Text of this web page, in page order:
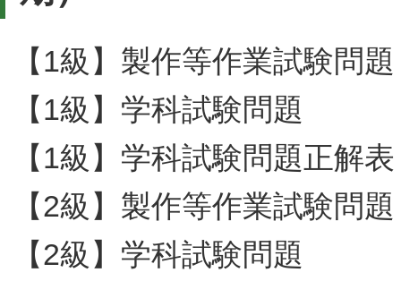
【1級】製作等作業試験問題
【1級】学科試験問題
【1級】学科試験問題正解表
【2級】製作等作業試験問題
【2級】学科試験問題